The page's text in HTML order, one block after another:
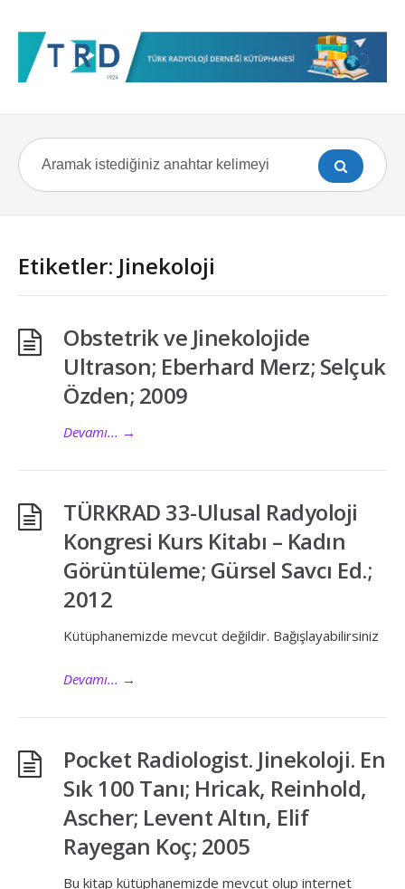
Etiketler: Jinekoloji
Obstetrik ve Jinekolojide
Ultrason; Eberhard Merz; Selçuk
Özden; 2009
Devamı... →
TÜRKRAD 33-Ulusal Radyoloji
Kongresi Kurs Kitabı – Kadın
Görüntüleme; Gürsel Savcı Ed.;
2012
Kütüphanemizde mevcut değildir. Bağışlayabilirsiniz
Devamı... →
Pocket Radiologist. Jinekoloji. En
Sık 100 Tanı; Hricak, Reinhold,
Ascher; Levent Altın, Elif
Rayegan Koç; 2005
Bu kitap kütüphanemizde mevcut olup internet